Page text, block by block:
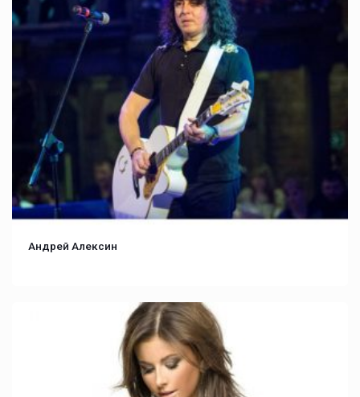
Андрей Алексин